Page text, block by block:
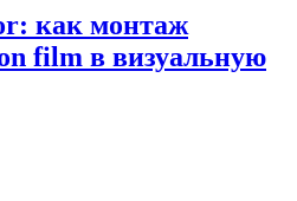
как монтаж
film в визуальную